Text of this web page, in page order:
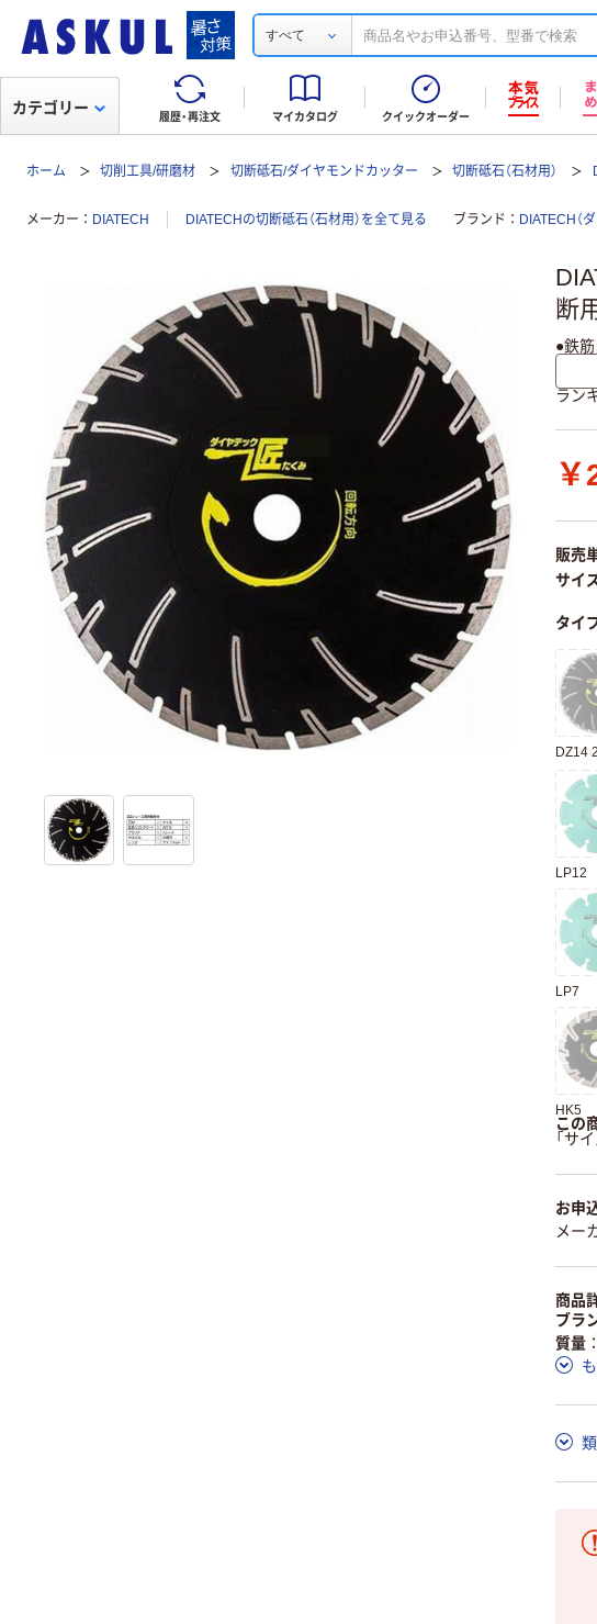
すべて
履歴・再注文 マイカタログ クイックオーダー
カテゴリー
ホーム 切削工具/研磨材 切断砥石/ダイヤモンドカッター 切断砥石（石材用）
メーカー DIATECH DIATECHの切断砥石（石材用）を全て見る ブランド DIATECH（
断
●鉄筋
ラン
￥
販売
サイ
タイ
DZ14
LP12
LP7
HK5
この
「サ
お申
メー
商品
ブラ
質量